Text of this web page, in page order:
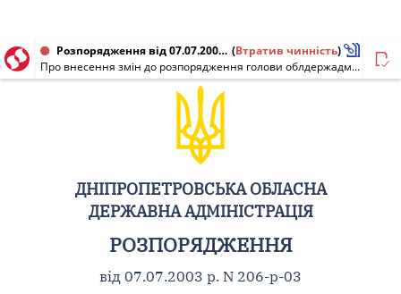
Розпорядження від 07.07.2003 № 206-р-03 (Втратив чинність)
Про внесення змін до розпорядження голови облдержадміністрації від 22 січня 2001 року N 23-р
ДНІПРОПЕТРОВСЬКА ОБЛАСНА
ДЕРЖАВНА АДМІНІСТРАЦІЯ
РОЗПОРЯДЖЕННЯ
від 07.07.2003 р. N 206-р-03